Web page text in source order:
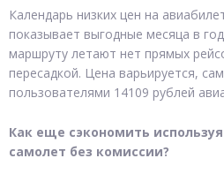
Календарь низких цен на
показывает выгодные месяца в
маршруту летают нет прямых
пересадкой. Цена варьируется,
пользователями 14109 рублей
Как еще сэкономить
самолет без комиссии?